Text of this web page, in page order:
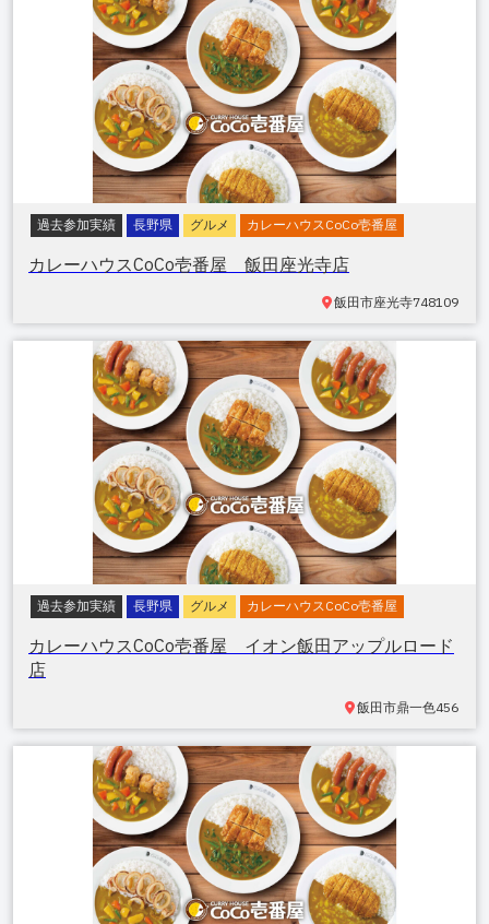
過去参加実績 長野県 グルメ カレーハウスCoCo壱番屋
カレーハウスCoCo壱番屋 飯田座光寺店
飯田市座光寺748109
過去参加実績 長野県 グルメ カレーハウスCoCo壱番屋
カレーハウスCoCo壱番屋 イオン飯田アップルロード
店
飯田市鼎一色456